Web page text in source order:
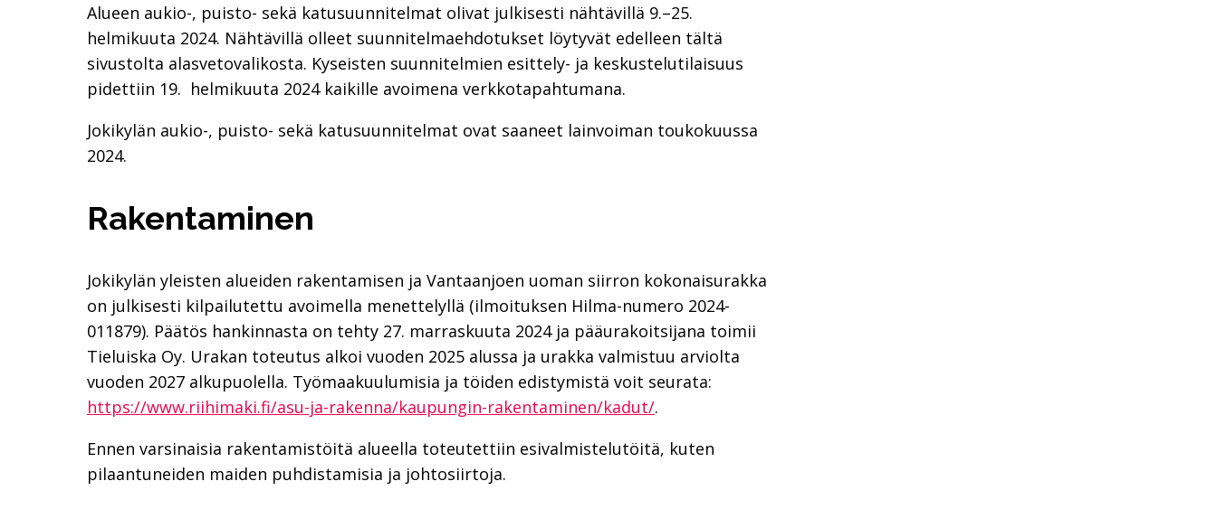
Alueen aukio-, puisto- sekä katusuunnitelmat olivat julkisesti nähtävillä 9.–25.
helmikuuta 2024. Nähtävillä olleet suunnitelmaehdotukset löytyvät edelleen tältä
sivustolta alasvetovalikosta. Kyseisten suunnitelmien esittely- ja keskustelutilaisuus
pidettiin 19. helmikuuta 2024 kaikille avoimena verkkotapahtumana.
Jokikylän aukio-, puisto- sekä katusuunnitelmat ovat saaneet lainvoiman toukokuussa
2024.
Rakentaminen
Jokikylän yleisten alueiden rakentamisen ja Vantaanjoen uoman siirron kokonaisurakka
on julkisesti kilpailutettu avoimella menettelyllä (ilmoituksen Hilma-numero 2024-
011879). Päätös hankinnasta on tehty 27. marraskuuta 2024 ja pääurakoitsijana toimii
Tieluiska Oy. Urakan toteutus alkoi vuoden 2025 alussa ja urakka valmistuu arviolta
vuoden 2027 alkupuolella. Työmaakuulumisia ja töiden edistymistä voit seurata:
https://www.riihimaki.fi/asu-ja-rakenna/kaupungin-rakentaminen/kadut/.
Ennen varsinaisia rakentamistöitä alueella toteutettiin esivalmistelutöitä, kuten
pilaantuneiden maiden puhdistamisia ja johtosiirtoja.